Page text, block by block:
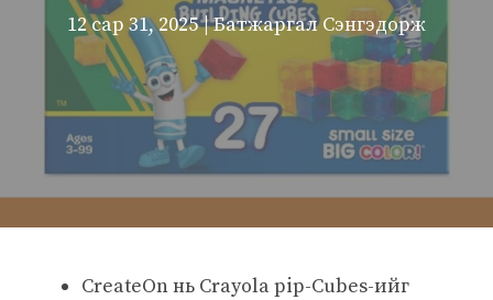
12 сар 31, 2025 | Батжаргал Сэнгэдорж
CreateOn нь Crayola pip-Cubes-ийг